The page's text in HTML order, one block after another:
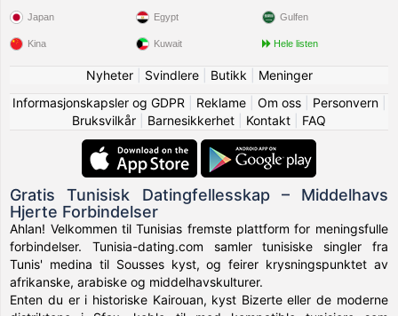
Japan
Kina
Egypt
Kuwait
Gulfen
Hele listen
Nyheter| Svindlere| Butikk
Meninger
Informasjonskapsler og GDPR
Reklame| Om oss| Personvern|
Bruksvilkår
Barnesikkerhet Kontakt FAQ
Gratis Tunisisk Datingfellesskap – Middelhavs
Hjerte Forbindelser
Ahlan! Velkommen til Tunisias fremste plattform for meningsfulle
forbindelser. Tunisia-dating.com samler tunisiske singler fra
Tunis' medina til Sousses kyst, og feirer krysningspunktet av
afrikanske, arabiske og middelhavskulturer.
Enten du er i historiske Kairouan, kyst Bizerte eller de moderne